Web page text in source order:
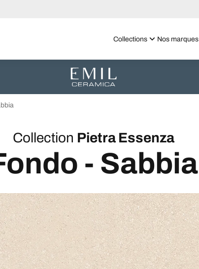
Collections Nos marques
Collection Pietra Essenza
- Sabbia